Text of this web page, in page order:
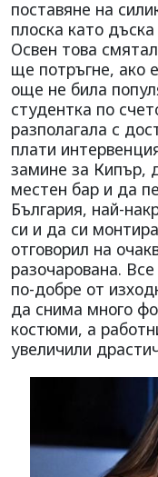
поставяне на
плоска като
Освен това
ще потръгне, ако
още не била
студентка по
разполагала с
плати
замине за Кипър,
местен бар и да
България, най-
си и да си
отговорил на
разочарована.
по-добре от
да снима много
костюми, а
увеличили